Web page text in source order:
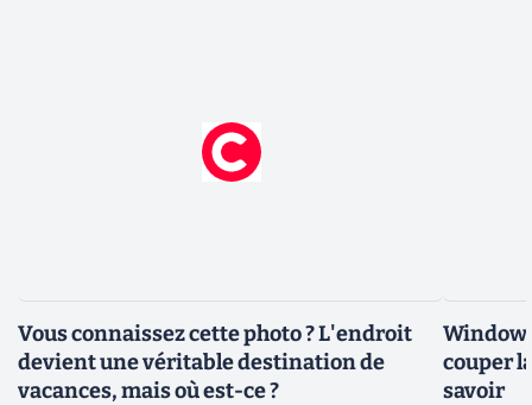
Vous connaissez cette photo ? L'endroit
devient une véritable destination de
vacances, mais où est-ce ?
couper
savoir